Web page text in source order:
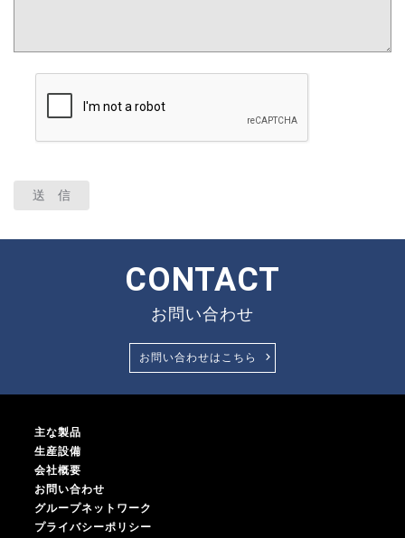
送 信
CONTACT
お問い合わせ
お問い合わせはこちら
主な製品
生産設備
会社概要
お問い合わせ
グループネットワーク
プライバシーポリシー